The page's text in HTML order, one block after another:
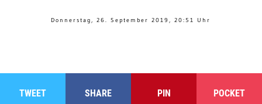
Donnerstag, 26. September 2019, 20:51 Uhr
TWEET SHARE PIN POCKET